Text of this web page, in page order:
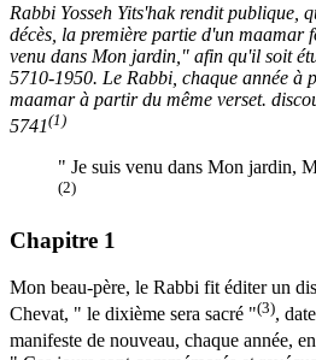
Rabbi Yosseh Yits'hak rendit publique,
décès, la première partie d'un maamar
venu dans Mon jardin," afin qu'il soit
5710-1950. Le Rabbi, chaque année à
maamar à partir du même verset.
5741(1)
" Je suis venu dans Mon jardin,
(2)
Chapitre 1
Mon beau-père, le Rabbi fit éditer un
Chevat, " le dixième sera sacré "(3),
manifeste de nouveau, chaque année,